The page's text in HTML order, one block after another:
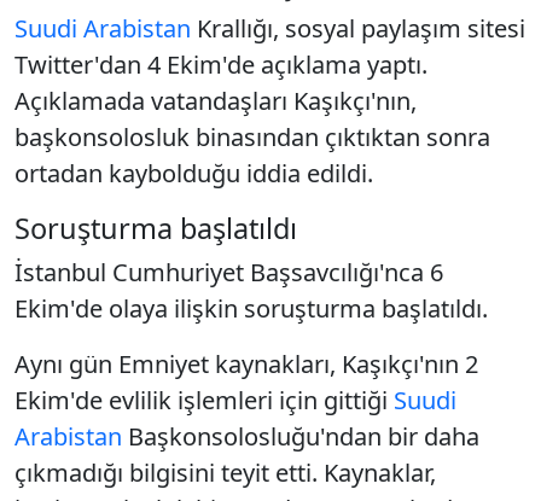
Suudi Arabistan Krallığı, sosyal paylaşım sitesi
Twitter'dan 4 Ekim'de açıklama yaptı.
Açıklamada vatandaşları Kaşıkçı'nın,
başkonsolosluk binasından çıktıktan sonra
ortadan kaybolduğu iddia edildi.
Soruşturma başlatıldı
İstanbul Cumhuriyet Başsavcılığı'nca 6
Ekim'de olaya ilişkin soruşturma başlatıldı.
Aynı gün Emniyet kaynakları, Kaşıkçı'nın 2
Ekim'de evlilik işlemleri için gittiği Suudi
Arabistan Başkonsolosluğu'ndan bir daha
çıkmadığı bilgisini teyit etti. Kaynaklar,